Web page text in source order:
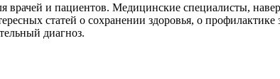
и пациентов. Медицинские специалисты,
статей о сохранении здоровья, о
диагноз.